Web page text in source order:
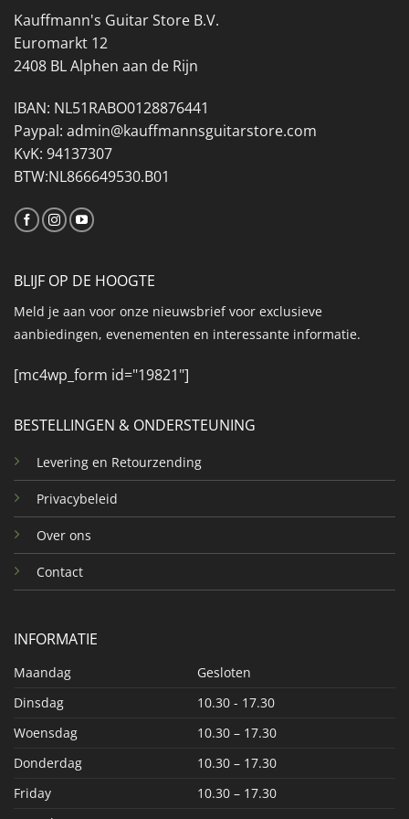
Kauffmann's Guitar Store B.V.
Euromarkt 12
2408 BL Alphen aan de Rijn
IBAN: NL51RABO0128876441
Paypal: admin@kauffmannsguitarstore.com
KvK: 94137307
BTW:NL866649530.B01
BESTELLINGEN & ONDERSTEUNING
Levering en Retourzending
Privacybeleid
Over ons
Contact
INFORMATIE
Maandag
Gesloten
Dinsdag
10.30 - 17.30
Woensdag
10.30 – 17.30
Donderdag
10.30 – 17.30
Friday
10.30 – 17.30
BLIJF OP DE HOOGTE
Meld je aan voor onze nieuwsbrief voor exclusieve
aanbiedingen, evenementen en interessante informatie.
[mc4wp_form id="19821"]